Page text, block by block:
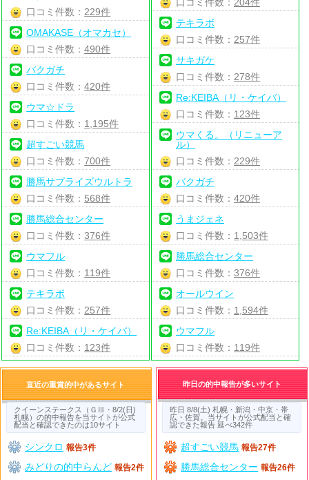
口コミ件数： 229件
OMAKASE（オマカセ）
口コミ件数：490件
バクガチ
口コミ件数：420件
ウマ☆ドラ
口コミ件数： 1,195件
超すごい競馬
口コミ件数：700件
勝馬サプライズウルトラ
口コミ件数： 568件
勝馬総合センター
口コミ件数：376件
ウマフル
口コミ件数： 119件
テキラボ
口コミ件数： 257件
Re:KEIBA（リ・ケイバ）
口コミ件数： 123件
テキラボ
口コミ件数： 257件
サキガケ
口コミ件数： 278件
Re:KEIBA（リ・ケイバ）
口コミ件数： 123件
ウマくる。（リニューア
ル）
口コミ件数： 229件
バクガチ
口コミ件数： 420件
うまジェネ
口コミ件数： 1,503件
勝馬総合センター
口コミ件数： 376件
オールウイン
口コミ件数： 1,594件
ウマフル
口コミ件数： 119件
直近の重賞的中があるサイト
クイーンステークス（ＧⅢ・8/2(日)
札幌）の的中報告を当サイトが公式
配当と確認できたのは10サイト
シンクロ 報告3件
みどりの的中らんど 報告2件
昨日の的中報告が多いサイト
昨日 8/8(土) 札幌・新潟・中京・帯
広・佐賀。当サイトが公式配当と確
認できた報告 延べ342件
超すごい競馬 報告27件
勝馬総合センター 報告26件